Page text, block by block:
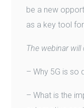
be a new
as a key tool
The webinar will
– Why 5G is so
– What is the